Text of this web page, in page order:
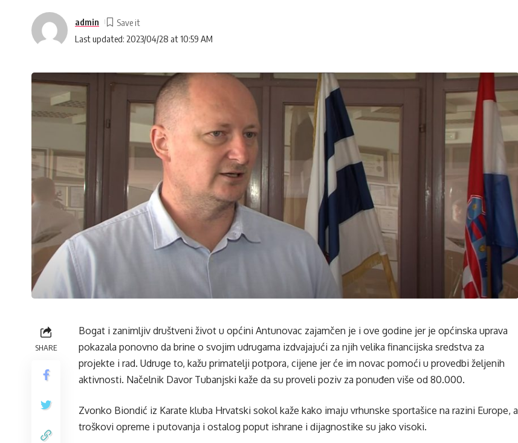
Last updated: 2023/04/28 at 10:59 AM
admin
SHARE
Bogat i zanimljiv društveni život u općini Antunovac zajamčen je i ove godine jer je općinska uprava
pokazala ponovno da brine o svojim udrugama izdvajajući za njih velika financijska sredstva za
projekte i rad. Udruge to, kažu primatelji potpora, cijene jer će im novac pomoći u provedbi željenih
aktivnosti. Načelnik Davor Tubanjski kaže da su proveli poziv za ponuđen više od 80.000.
Zvonko Biondić iz Karate kluba Hrvatski sokol kaže kako imaju vrhunske sportašice na razini Europe, a
troškovi opreme i putovanja i ostalog poput ishrane i dijagnostike su jako visoki.